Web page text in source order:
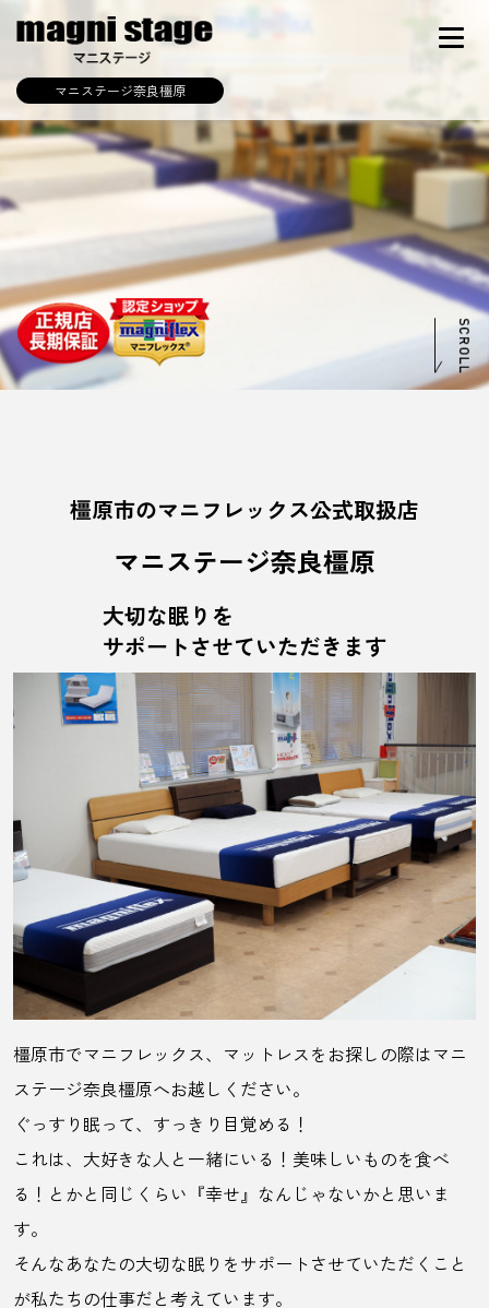
マニステージ奈良橿原
橿原市のマニフレックス公式取扱店
マニステージ奈良橿原
大切な眠りを
サポートさせていただきます
橿原市でマニフレックス、マットレスをお探しの際はマニ
ステージ奈良橿原へお越しください。
ぐっすり眠って、すっきり目覚める！
これは、大好きな人と一緒にいる！美味しいものを食べ
る！とかと同じくらい『幸せ』なんじゃないかと思いま
す。
そんなあなたの大切な眠りをサポートさせていただくこと
が私たちの仕事だと考えています。